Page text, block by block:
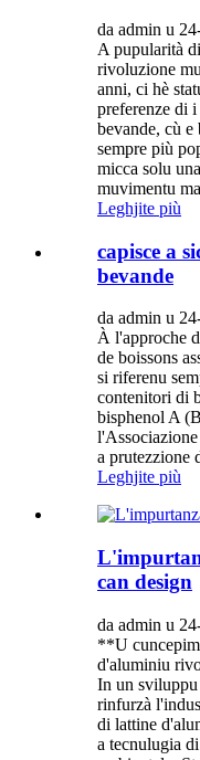
da admin u
A pupularità
rivoluzione
anni, ci hè
preferenze di
bevande, cù e
sempre più
micca solu
muvimentu
Leghjite più
capisce a
bevande
da admin u
À l'approche
de boissons
si riferenu
contenitori di
bisphenol A
a prutezzione
Leghjite più
can design
da admin u
**U
d'aluminiu
In un
rinfurzà
di lattine
a tecnulugia